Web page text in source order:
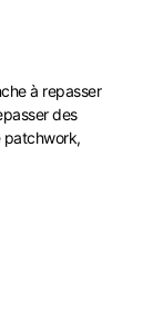
à repasser
des
patchwork,